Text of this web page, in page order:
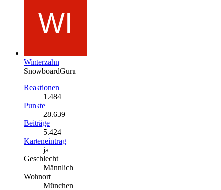
Winterzahn
SnowboardGuru
Reaktionen
1.484
Punkte
28.639
Beiträge
5.424
Karteneintrag
ja
Geschlecht
Männlich
Wohnort
München